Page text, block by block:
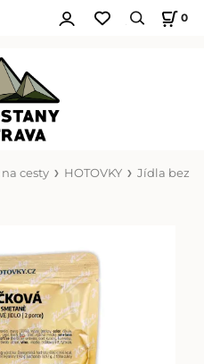
0
cesty HOTOVKY
Jídla bez